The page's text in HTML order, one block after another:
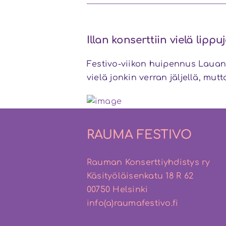
Illan konserttiin vielä
Festivo-viikon huipennus
vielä jonkin verran jäljellä,
RAUMA FESTIVO
Rauman Konserttiyhdistys ry
Käsityöläisenkatu 18 R 62
00750 Helsinki
info(a)raumafestivo.fi